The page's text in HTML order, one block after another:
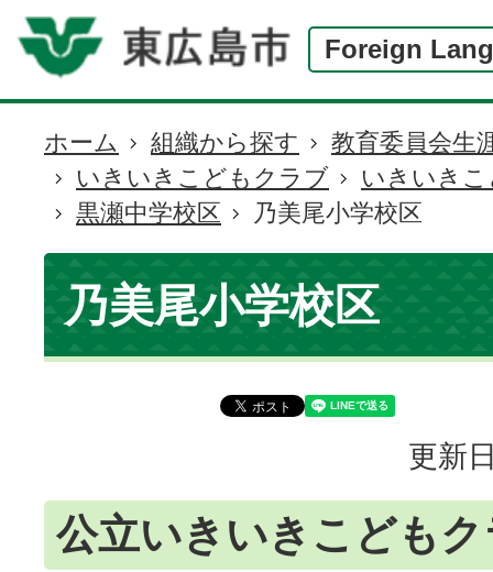
Foreign
現
在
の
位
ホーム 組織から探す
教育委員会生
いきいきこどもクラブ
いきいき
黒瀬中学校区
乃美尾小学校区
乃美尾小学校区
更新
公立いきいきこども